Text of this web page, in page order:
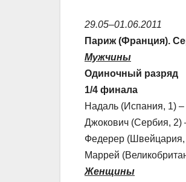
29.05–01.06.2011
Париж (Франция).
Мужчины
Одиночный разряд
1/4 финала
Надаль (Испания, 1)
Джокович (Сербия, 2)
Федерер
Маррей
Женщины